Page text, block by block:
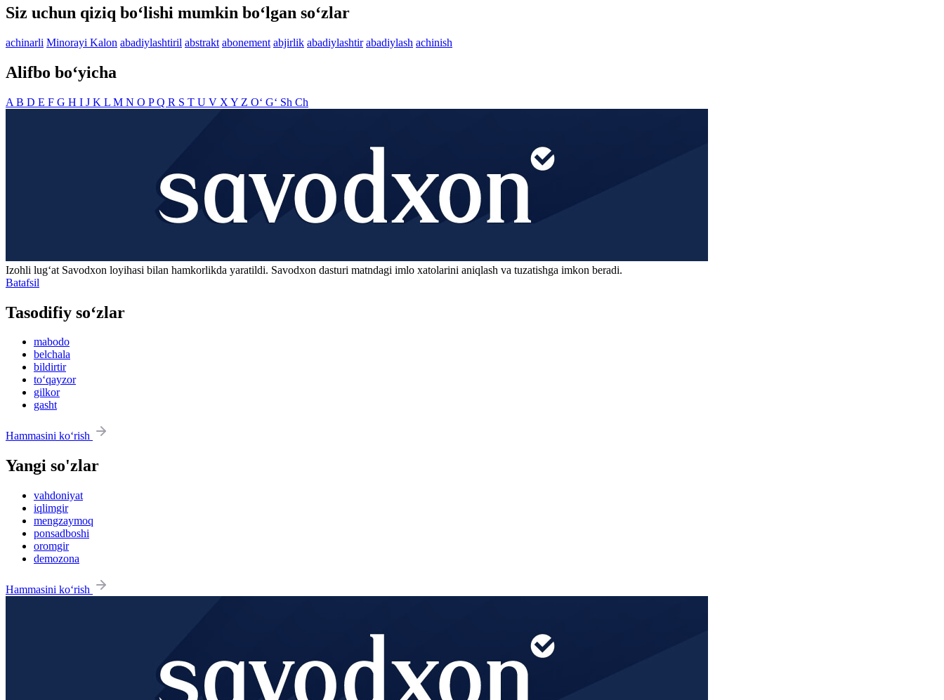
Siz uchun qiziq bo‘lishi mumkin bo‘lgan so‘zlar
achinarli Minorayi Kalon abadiylashtiril abstrakt abonement abjirlik abadiylashtir abadiylash achinish
Alifbo bo‘yicha
A B D E F G H I J K L M N O PQ R S T U V X Y Z O‘ G‘ Sh Ch
Izohli lugʻat Savodxon loyihasi bilan hamkorlikda yaratildi. Savodxon dasturi matndagi imlo xatolarini aniqlash va tuzatishga imkon beradi.
Batafsil
Tasodifiy so‘zlar
mabodo
belchala
bildirtir
to‘qayzor
gilkor
gasht
Hammasini ko‘rish
Yangi so'zlar
vahdoniyat
iqlimgir
mengzaymoq
ponsadboshi
oromgir
demozona
Hammasini ko‘rish